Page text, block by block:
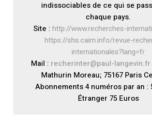
indissociables de ce qui se
chaque pays.
Site : http://www.recherches-
https://shs.cairn.info/revue-
internationales?lang=fr
Mail : recherinter@paul-langevin.fr
Mathurin Moreau; 75167 Paris
Abonnements 4 numéros par an :
Étranger 75 Euros